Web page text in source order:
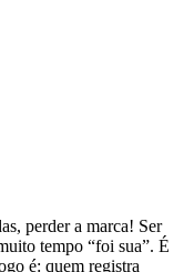
perder a marca! Ser
tempo “foi sua”. É
é: quem registra